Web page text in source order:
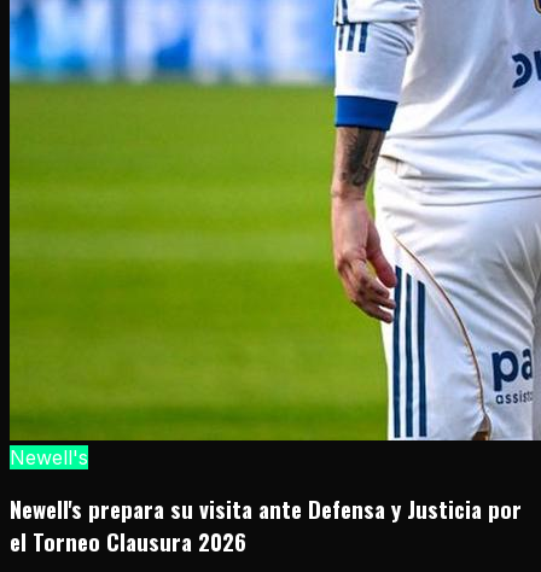
Newell's
Newell's prepara su visita ante Defensa y Justicia por
el Torneo Clausura 2026